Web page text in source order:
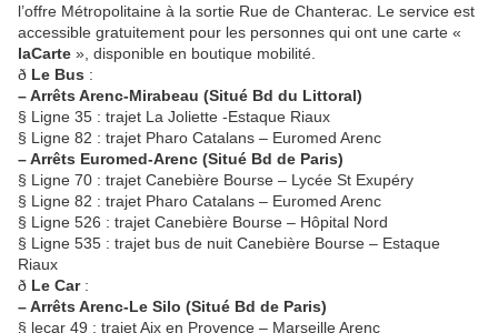
l’offre Métropolitaine à la sortie Rue de Chanterac. Le service est
accessible gratuitement pour les personnes qui ont une carte «
laCarte », disponible en boutique mobilité.
ð Le Bus :
– Arrêts Arenc-Mirabeau (Situé Bd du Littoral)
§ Ligne 35 : trajet La Joliette -Estaque Riaux
§ Ligne 82 : trajet Pharo Catalans – Euromed Arenc
– Arrêts Euromed-Arenc (Situé Bd de Paris)
§ Ligne 70 : trajet Canebière Bourse – Lycée St Exupéry
§ Ligne 82 : trajet Pharo Catalans – Euromed Arenc
§ Ligne 526 : trajet Canebière Bourse – Hôpital Nord
§ Ligne 535 : trajet bus de nuit Canebière Bourse – Estaque
Riaux
ð Le Car:
– Arrêts Arenc-Le Silo (Situé Bd de Paris)
§ lecar 49 : trajet Aix en Provence – Marseille Arenc